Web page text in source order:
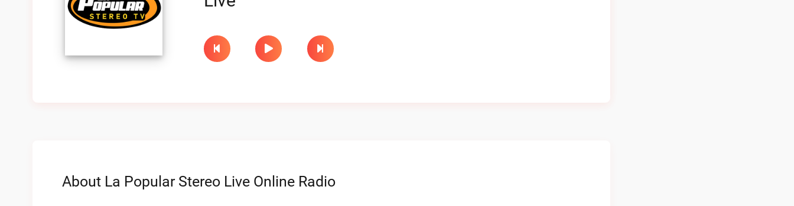
About La Popular Stereo Live Online Radio